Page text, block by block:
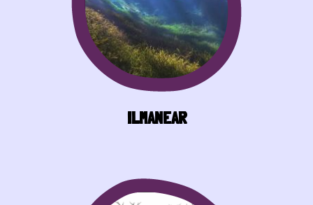
ILMANEAR